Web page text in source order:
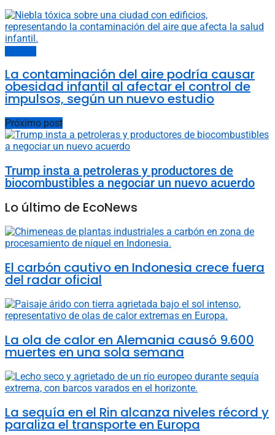
La contaminación del aire podría causar
obesidad infantil al afectar el control de
impulsos, según un nuevo estudio
Próximo post
Trump insta a petroleras y productores de
biocombustibles a negociar un nuevo acuerdo
Lo último de EcoNews
El carbón cautivo en Indonesia crece fuera
del radar oficial
La ola de calor en Alemania causó 9.600
muertes en una sola semana
La sequía en el Rin alcanza niveles récord y
paraliza el transporte en Europa